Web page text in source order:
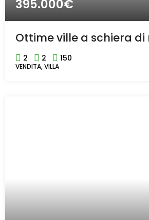
395.000€
2 2 150
VENDITA, VILLA